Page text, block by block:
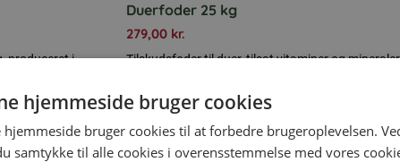
produceret i
til ænder.
piller 25 kg
i kurven
Duerfoder 25 kg
279,00 kr.
Tilskudsfoder til duer, tilsat vitaminer og mineraler
Kun 3 tilbage på lager
Læs mere
om produkten Duerfoder 25 kg
Læg i kurven
hjemmeside bruger cookies
hjemmeside bruger cookies til at forbedre brugeroplevelsen.
samtykke til alle cookies i overensstemmelse med vores